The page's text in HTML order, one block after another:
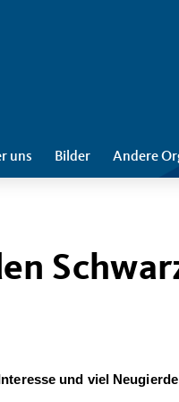
uns Bilder Andere
und viel